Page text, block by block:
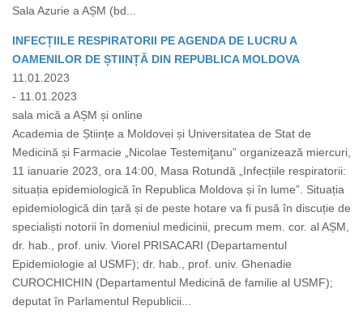
Sala Azurie a AȘM (bd...
INFECȚIILE RESPIRATORII PE AGENDA DE LUCRU A
OAMENILOR DE ȘTIINȚĂ DIN REPUBLICA MOLDOVA
11.01.2023
- 11.01.2023
sala mică a AȘM și online
Academia de Științe a Moldovei și Universitatea de Stat de
Medicină și Farmacie „Nicolae Testemiţanu” organizează miercuri,
11 ianuarie 2023, ora 14:00, Masa Rotundă „Infecțiile respiratorii:
situația epidemiologică în Republica Moldova și în lume”. Situația
epidemiologică din țară și de peste hotare va fi pusă în discuție de
specialiști notorii în domeniul medicinii, precum mem. cor. al AȘM,
dr. hab., prof. univ. Viorel PRISACARI (Departamentul
Epidemiologie al USMF); dr. hab., prof. univ. Ghenadie
CUROCHICHIN (Departamentul Medicină de familie al USMF);
deputat în Parlamentul Republicii...